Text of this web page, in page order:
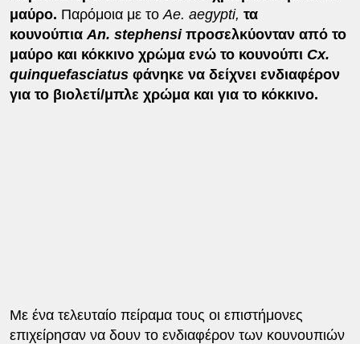
μαύρο. Παρόμοια με το Ae. aegypti, τα
κουνούπια An. stephensi προσελκύονταν από το
μαύρο και κόκκινο χρώμα ενώ το κουνούπι Cx.
quinquefasciatus φάνηκε να δείχνει ενδιαφέρον
για το βιολετί/μπλε χρώμα και για το κόκκινο.
Με ένα τελευταίο πείραμα τους οι επιστήμονες
επιχείρησαν να δουν το ενδιαφέρον των κουνουπιών